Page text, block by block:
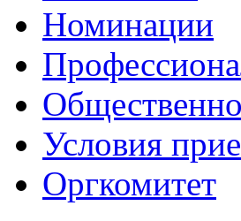
Номинации
Условия
Оргкомитет